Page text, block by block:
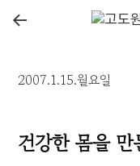
←
2007.1.15.월요일
건강한 몸을 만